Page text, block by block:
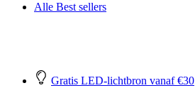
Alle Best sellers
Gratis LED-lichtbron vanaf €30